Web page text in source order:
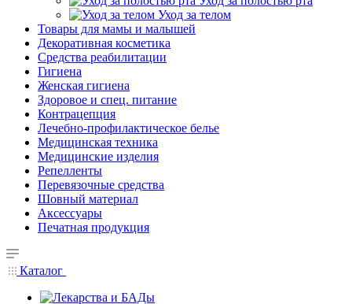
Уход за телом
Товары для мамы и малышей
Декоративная косметика
Средства реабилитации
Гигиена
Женская гигиена
Здоровое и спец. питание
Контрацепция
Лечебно-профилактическое белье
Медицинская техника
Медицинские изделия
Репелленты
Перевязочные средства
Шовный материал
Аксессуары
Печатная продукция
Каталог